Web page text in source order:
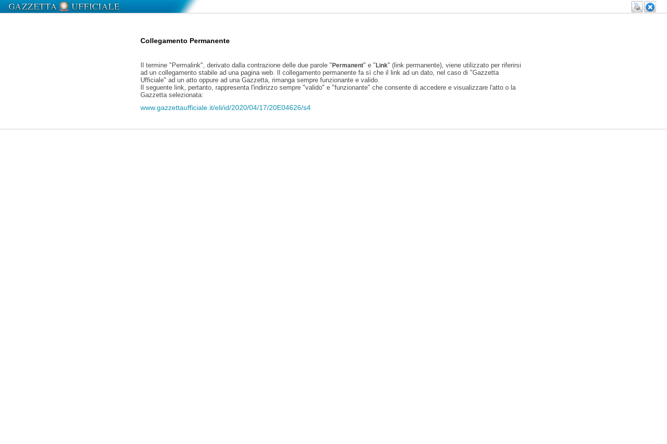
Collegamento Permanente
Il termine "Permalink", derivato dalla contrazione delle due parole "Permanent" e "Link" (link permanente), viene utilizzato per riferirsi
ad un collegamento stabile ad una pagina web. Il collegamento permanente fa sì che il link ad un dato, nel caso di "Gazzetta
Ufficiale" ad un atto oppure ad una Gazzetta, rimanga sempre funzionante e valido.
Il seguente link, pertanto, rappresenta l'indirizzo sempre "valido" e "funzionante" che consente di accedere e visualizzare l'atto o la
Gazzetta selezionata:
www.gazzettaufficiale.it/eli/id/2020/04/17/20E04626/s4